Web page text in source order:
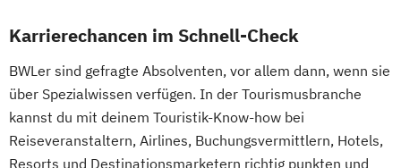
Karrierechancen im Schnell-Check
BWLer sind gefragte Absolventen, vor allem dann, wenn sie
über Spezialwissen verfügen. In der Tourismusbranche
kannst du mit deinem Touristik-Know-how bei
Reiseveranstaltern, Airlines, Buchungsvermittlern, Hotels,
Resorts und Destinationsmarketern richtig punkten und